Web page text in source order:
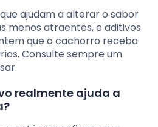
ajudam a alterar o sabor
menos atraentes, e aditivos
que o cachorro receba
Consulte sempre um
realmente ajuda a